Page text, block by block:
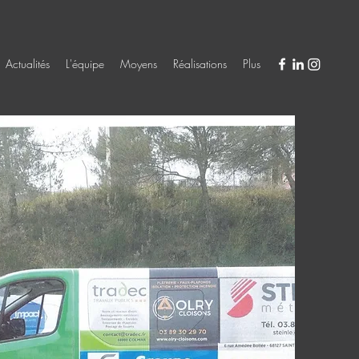
Actualités L'équipe Moyens Réalisations Plus